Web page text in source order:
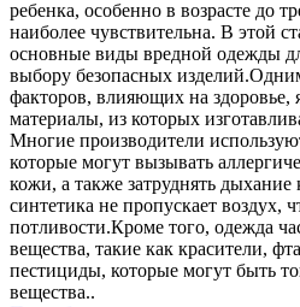
ребенка, особенно в возрасте до
наиболее чувствительна. В этой
основные виды вредной одежды
выбору безопасных
факторов, влияющих на здоровье,
материалы, из которых
Многие производители
которые могут вызывать
кожи, а также затруднять
синтетика не пропускает воздух,
потливости.Кроме того, одежда
вещества, такие как красители,
пестициды, которые могут быть
вещества..